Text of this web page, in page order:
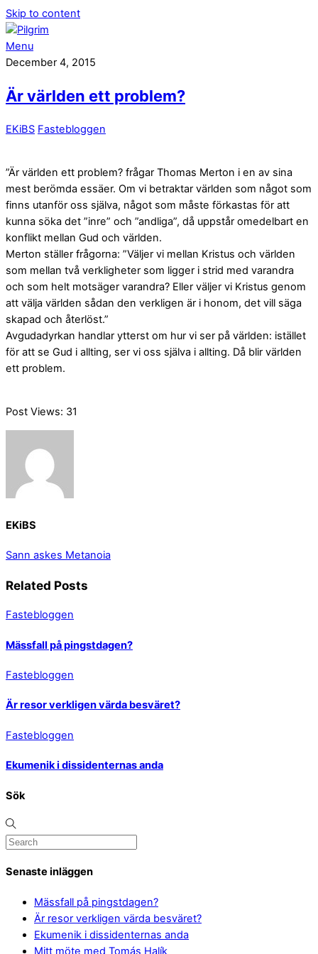
Skip to content
Menu
December 4, 2015
Är världen ett problem?
EKiBS Fastebloggen
”Är världen ett problem? frågar Thomas Merton i en av sina
mest berömda essäer. Om vi betraktar världen som något som
finns utanför oss själva, något som måste förkastas för att
kunna söka det ”inre” och ”andliga”, då uppstår omedelbart en
konflikt mellan Gud och världen.
Merton ställer frågorna: ”Väljer vi mellan Kristus och världen
som mellan två verkligheter som ligger i strid med varandra
och som helt motsäger varandra? Eller väljer vi Kristus genom
att välja världen sådan den verkligen är i honom, det vill säga
skapad och återlöst.”
Avgudadyrkan handlar ytterst om hur vi ser på världen: istället
för att se Gud i allting, ser vi oss själva i allting. Då blir världen
ett problem.
Post Views: 31
EKiBS
Sann askes Metanoia
Related Posts
Fastebloggen
Mässfall på pingstdagen?
Fastebloggen
Är resor verkligen värda besväret?
Fastebloggen
Ekumenik i dissidenternas anda
Sök
Senaste inläggen
Mässfall på pingstdagen?
Är resor verkligen värda besväret?
Ekumenik i dissidenternas anda
Mitt möte med Tomás Halík